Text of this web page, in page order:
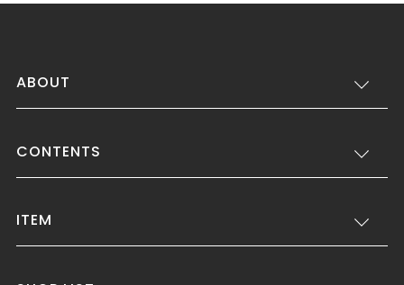
ABOUT
CONTENTS
ITEM